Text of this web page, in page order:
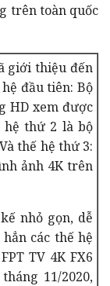
trên toàn quốc
giới thiệu đến
đầu tiên: Bộ
HD xem được
hệ thứ 2 là bộ
thế hệ thứ 3:
ảnh 4K trên
nhỏ gọn, dễ
các thế hệ
TV 4K FX6
11/2020,